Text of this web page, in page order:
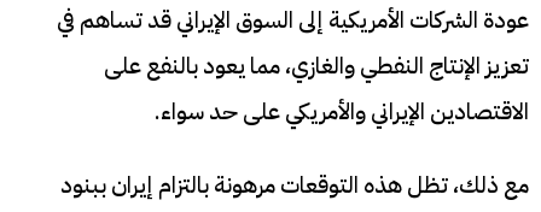
عودة الشركات الأمريكية إلى السوق الإيراني قد تساهم في
تعزيز الإنتاج النفطي والغازي، مما يعود بالنفع على
الاقتصادين الإيراني والأمريكي على حد سواء.​
مع ذلك، تظل هذه التوقعات مرهونة بالتزام إيران ببنود